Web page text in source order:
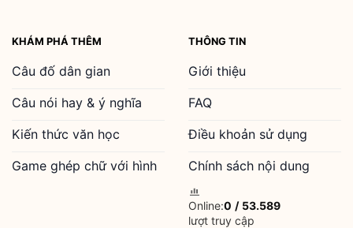
KHÁM PHÁ THÊM
Câu đố dân gian
Câu nói hay & ý nghĩa
Kiến thức văn học
Game ghép chữ với hình
THÔNG TIN
Giới thiệu
FAQ
Điều khoản sử dụng
Chính sách nội dung
Online:0 / 53.589
lượt truy cập